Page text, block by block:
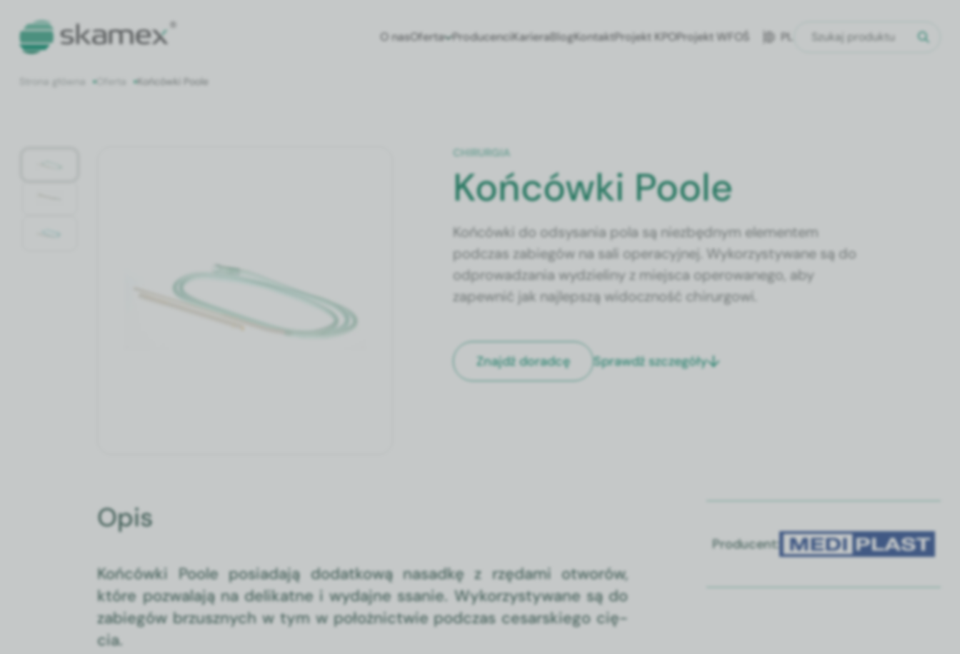
O nasOferta ProducenciKarieraBlogKontaktProjekt KPOProjekt WFOŚ PL
Oferta Końcówki Poole
CHIRURGIA
Końcówki Poole
Końcówki do odsysania pola są niezbędnym elementem
podczas zabiegów na sali operacyjnej. Wykorzystywane są do
odprowadzania wydzieliny z miejsca operowanego, aby
zapewnić jak najlepszą widoczność chirurgowi.
Znajdź doradcę Sprawdź szczegóły
Opis
Końców­ki Poole posi­ada­ją dodatkową nasad­kę z rzę­da­mi otworów,
które pozwala­ją na delikatne i wyda­jne ssanie. Wyko­rzysty­wane są do
zabiegów brzusznych w tym w położnictwie pod­czas cesarskiego cię­
cia.
Producent: